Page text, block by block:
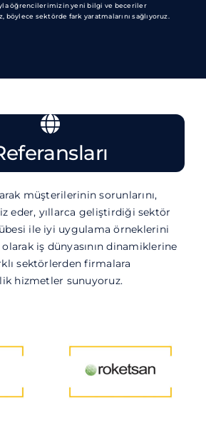
öğrencilerimizin yeni bilgi ve beceriler
böylece sektörde fark yaratmalarını sağlıyoruz.
müşterilerinin sorunlarını,
eder, yıllarca geliştirdiği sektör
ile iyi uygulama örneklerini
iş dünyasının dinamiklerine
sektörlerden firmalara
hizmetler sunuyoruz.